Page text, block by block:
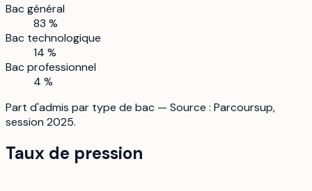
Bac général
83 %
Bac technologique
14 %
Bac professionnel
4 %
Part d'admis par type de bac — Source : Parcoursup,
session 2025.
Taux de pression